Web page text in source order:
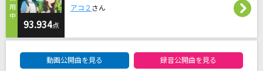
怪獣の花唄
Vaundy
SOULSOUP
Official髭男dism
93.934点
アコ２ さん
動画公開曲を見る 録音公開曲を見る